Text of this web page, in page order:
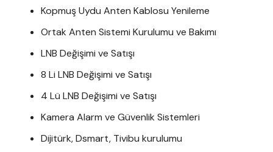
Kopmuş Uydu Anten Kablosu Yenileme
Ortak Anten Sistemi Kurulumu ve Bakımı
LNB Değişimi ve Satışı
8 Li LNB Değişimi ve Satışı
4 Lü LNB Değişimi ve Satışı
Kamera Alarm ve Güvenlik Sistemleri
Dijitürk, Dsmart, Tivibu kurulumu